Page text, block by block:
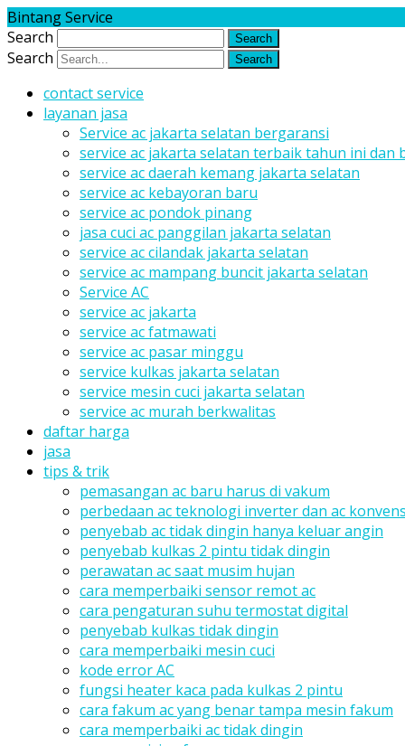
Bintang Service
Search
Search
contact service
layanan jasa
Service ac jakarta selatan bergaransi
service ac jakarta selatan terbaik tahun ini dan
service ac daerah kemang jakarta selatan
service ac kebayoran baru
service ac pondok pinang
jasa cuci ac panggilan jakarta selatan
service ac cilandak jakarta selatan
service ac mampang buncit jakarta selatan
Service AC
service ac jakarta
service ac fatmawati
service ac pasar minggu
service kulkas jakarta selatan
service mesin cuci jakarta selatan
service ac murah berkwalitas
daftar harga
jasa
tips & trik
pemasangan ac baru harus di vakum
perbedaan ac teknologi inverter dan ac
penyebab ac tidak dingin hanya keluar angin
penyebab kulkas 2 pintu tidak dingin
perawatan ac saat musim hujan
cara memperbaiki sensor remot ac
cara pengaturan suhu termostat digital
penyebab kulkas tidak dingin
cara memperbaiki mesin cuci
kode error AC
fungsi heater kaca pada kulkas 2 pintu
cara fakum ac yang benar tampa mesin fakum
cara memperbaiki ac tidak dingin